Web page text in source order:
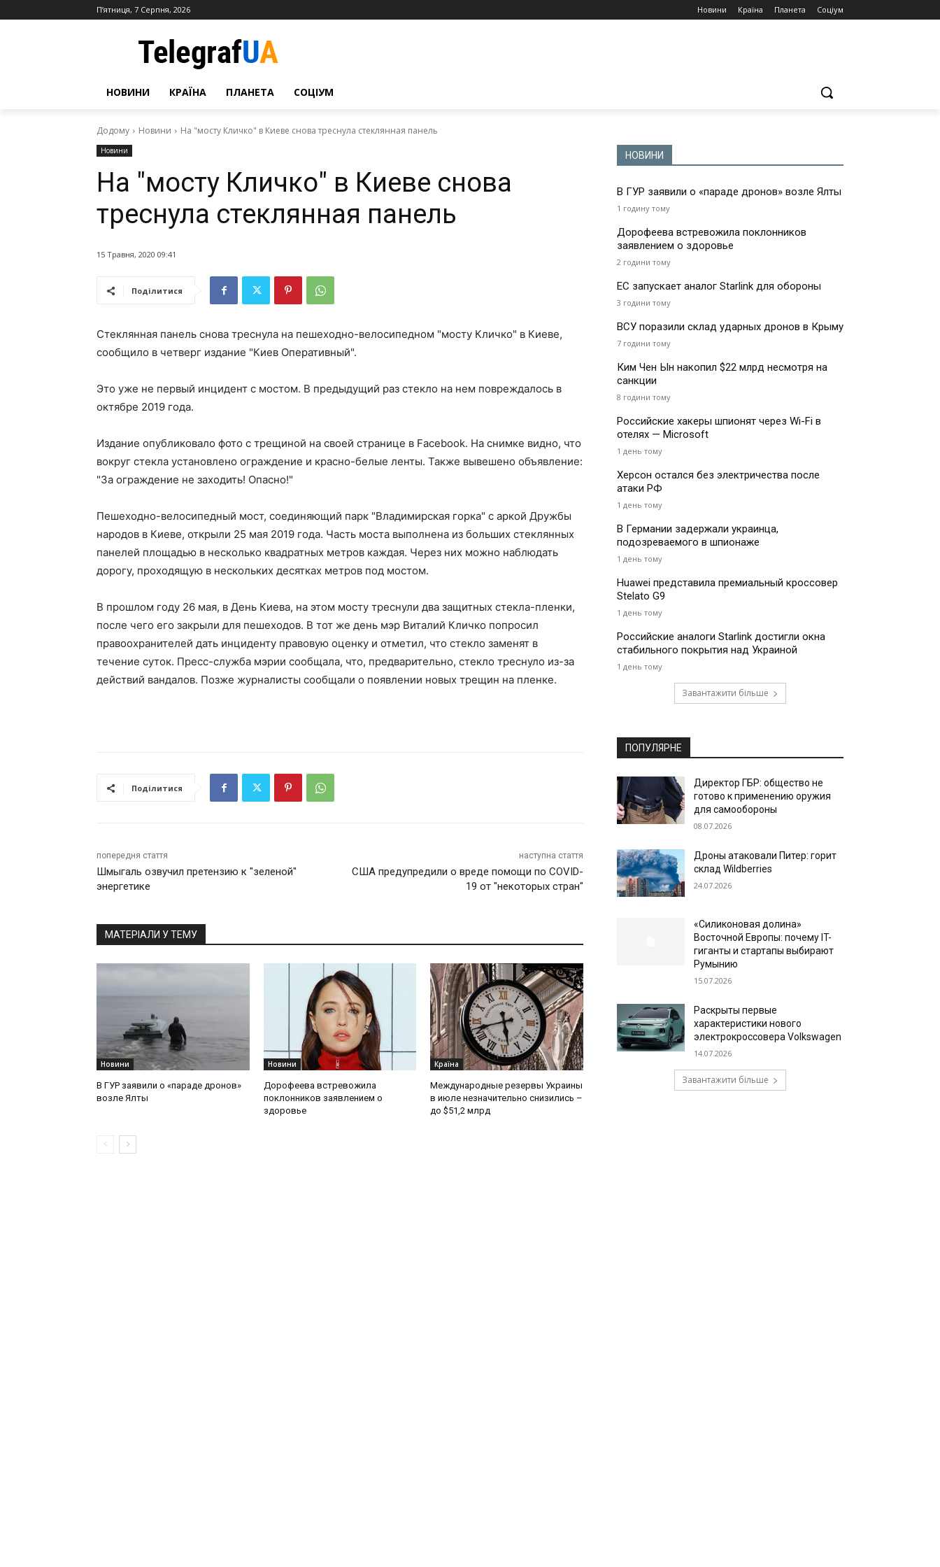
П’ятниця, 7 Серпня, 2026 Новини Країна Планета Соціум
НОВИНИ КРАЇНА ПЛАНЕТА СОЦІУМ
Додому Новини На "мосту Кличко" в Киеве снова треснула стеклянная панель
Новини
На "мосту Кличко" в Киеве снова
треснула стеклянная панель
15 Травня, 2020 09:41
Поділитися
Стеклянная панель снова треснула на пешеходно-велосипедном "мосту Кличко" в Киеве,
сообщило в четверг издание "Киев Оперативный".
Это уже не первый инцидент с мостом. В предыдущий раз стекло на нем повреждалось в
октябре 2019 года.
Издание опубликовало фото с трещиной на своей странице в Facebook. На снимке видно, что
вокруг стекла установлено ограждение и красно-белые ленты. Также вывешено объявление:
"За ограждение не заходить! Опасно!"
Пешеходно-велосипедный мост, соединяющий парк "Владимирская горка" с аркой Дружбы
народов в Киеве, открыли 25 мая 2019 года. Часть моста выполнена из больших стеклянных
панелей площадью в несколько квадратных метров каждая. Через них можно наблюдать
дорогу, проходящую в нескольких десятках метров под мостом.
В прошлом году 26 мая, в День Киева, на этом мосту треснули два защитных стекла-пленки,
после чего его закрыли для пешеходов. В тот же день мэр Виталий Кличко попросил
правоохранителей дать инциденту правовую оценку и отметил, что стекло заменят в
течение суток. Пресс-служба мэрии сообщала, что, предварительно, стекло треснуло из-за
действий вандалов. Позже журналисты сообщали о появлении новых трещин на пленке.
Поділитися
попередня стаття
Шмыгаль озвучил претензию к "зеленой"
энергетике
наступна стаття
США предупредили о вреде помощи по COVID-
19 от "некоторых стран"
МАТЕРІАЛИ У ТЕМУ
Новини
В ГУР заявили о «параде дронов»
возле Ялты
Новини
Дорофеева встревожила
поклонников заявлением о
здоровье
Країна
Международные резервы Украины
в июле незначительно снизились –
до $51,2 млрд
НОВИНИ
В ГУР заявили о «параде дронов» возле Ялты
1 годину тому
Дорофеева встревожила поклонников
заявлением о здоровье
2 години тому
ЕС запускает аналог Starlink для обороны
3 години тому
ВСУ поразили склад ударных дронов в Крыму
7 години тому
Ким Чен Ын накопил $22 млрд несмотря на
санкции
8 години тому
Российские хакеры шпионят через Wi-Fi в
отелях — Microsoft
1 день тому
Херсон остался без электричества после
атаки РФ
1 день тому
В Германии задержали украинца,
подозреваемого в шпионаже
1 день тому
Huawei представила премиальный кроссовер
Stelato G9
1 день тому
Российские аналоги Starlink достигли окна
стабильного покрытия над Украиной
1 день тому
Завантажити більше
ПОПУЛЯРНЕ
Директор ГБР: общество не
готово к применению оружия
для самообороны
08.07.2026
Дроны атаковали Питер: горит
склад Wildberries
24.07.2026
«Силиконовая долина»
Восточной Европы: почему IT-
гиганты и стартапы выбирают
Румынию
15.07.2026
Раскрыты первые
характеристики нового
электрокроссовера Volkswagen
14.07.2026
Завантажити більше